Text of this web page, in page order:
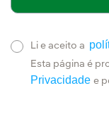
Li e aceito a
Esta página é
Privacidade e